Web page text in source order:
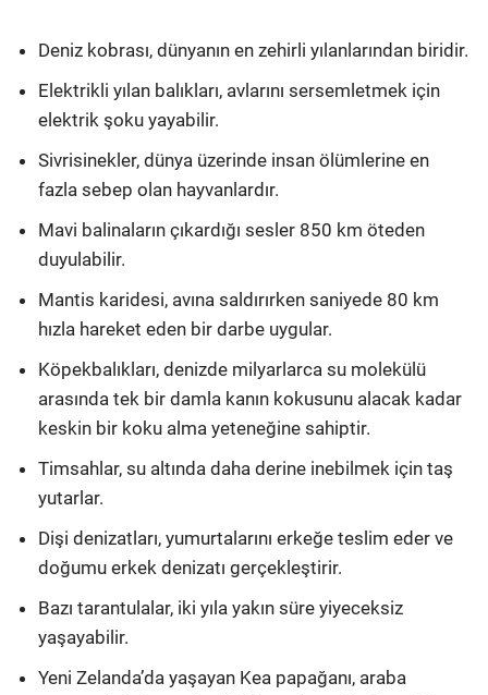
Deniz kobrası, dünyanın en zehirli yılanlarından biridir.
Elektrikli yılan balıkları, avlarını sersemletmek için
elektrik şoku yayabilir.
Sivrisinekler, dünya üzerinde insan ölümlerine en
fazla sebep olan hayvanlardır.
Mavi balinaların çıkardığı sesler 850 km öteden
duyulabilir.
Mantis karidesi, avına saldırırken saniyede 80 km
hızla hareket eden bir darbe uygular.
Köpekbalıkları, denizde milyarlarca su molekülü
arasında tek bir damla kanın kokusunu alacak kadar
keskin bir koku alma yeteneğine sahiptir.
Timsahlar, su altında daha derine inebilmek için taş
yutarlar.
Dişi denizatları, yumurtalarını erkeğe teslim eder ve
doğumu erkek denizatı gerçekleştirir.
Bazı tarantulalar, iki yıla yakın süre yiyeceksiz
yaşayabilir.
Yeni Zelanda’da yaşayan Kea papağanı, araba